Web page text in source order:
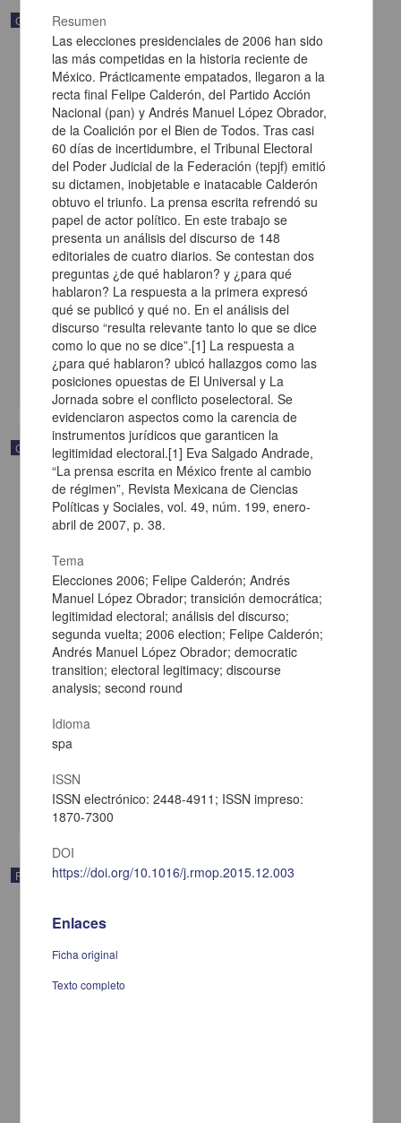
Correspondencia postal
Carta de Francisco Martínez Baca a Francisco I. Madero
felicitándolo por el triunfo de la causa
Martínez Baca, Francisco
[sin fecha]
Multidisciplina
Correspondencia postal
servicios
Muñoz, Vicente G.
Multidisciplina
Publicación
Resumen
Las elecciones presidenciales de 2006 han sido
las más competidas en la historia reciente de
México. Prácticamente empatados, llegaron a la
recta final Felipe Calderón, del Partido Acción
Nacional (pan) y Andrés Manuel López Obrador,
de la Coalición por el Bien de Todos. Tras casi
60 días de incertidumbre, el Tribunal Electoral
del Poder Judicial de la Federación (tepjf) emitió
su dictamen, inobjetable e inatacable Calderón
obtuvo el triunfo. La prensa escrita refrendó su
papel de actor político. En este trabajo se
presenta un análisis del discurso de 148
editoriales de cuatro diarios. Se contestan dos
preguntas ¿de qué hablaron? y ¿para qué
hablaron? La respuesta a la primera expresó
qué se publicó y qué no. En el análisis del
discurso “resulta relevante tanto lo que se dice
como lo que no se dice”.[1] La respuesta a
¿para qué hablaron? ubicó hallazgos como las
posiciones opuestas de El Universal y La
Jornada sobre el conflicto poselectoral. Se
evidenciaron aspectos como la carencia de
instrumentos jurídicos que garanticen la
legitimidad electoral.[1] Eva Salgado Andrade,
“La prensa escrita en México frente al cambio
de régimen”, Revista Mexicana de Ciencias
Políticas y Sociales, vol. 49, núm. 199, enero-
abril de 2007, p. 38.
Tema
Elecciones 2006; Felipe Calderón; Andrés
Manuel López Obrador; transición democrática;
legitimidad electoral; análisis del discurso;
segunda vuelta; 2006 election; Felipe Calderón;
Andrés Manuel López Obrador; democratic
transition; electoral legitimacy; discourse
analysis; second round
Idioma
spa
ISSN
ISSN electrónico: 2448-4911; ISSN impreso:
1870-7300
DOI
https://doi.org/10.1016/j.rmop.2015.12.003
Enlaces
Ficha original
Texto completo